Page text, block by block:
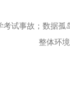
试事故；数据
整体环